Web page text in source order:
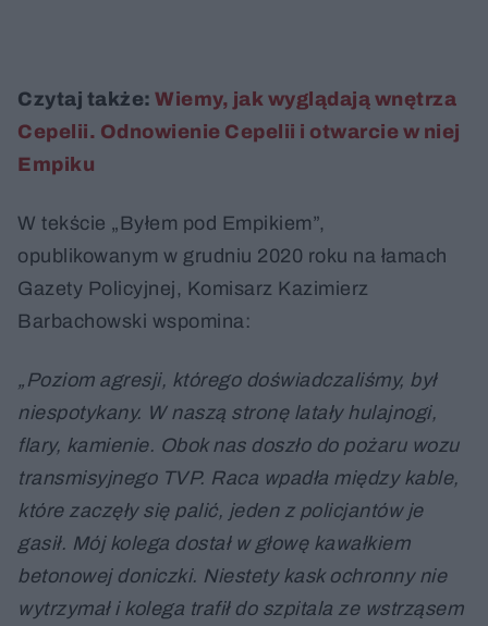
Czytaj także: Wiemy, jak wyglądają wnętrza
Cepelii. Odnowienie Cepelii i otwarcie w niej
Empiku
W tekście „Byłem pod Empikiem”,
opublikowanym w grudniu 2020 roku na łamach
Gazety Policyjnej, Komisarz Kazimierz
Barbachowski wspomina:
„Poziom agresji, którego doświadczaliśmy, był
niespotykany. W naszą stronę latały hulajnogi,
flary, kamienie. Obok nas doszło do pożaru wozu
transmisyjnego TVP. Raca wpadła między kable,
które zaczęły się palić, jeden z policjantów je
gasił. Mój kolega dostał w głowę kawałkiem
betonowej doniczki. Niestety kask ochronny nie
wytrzymał i kolega trafił do szpitala ze wstrząsem